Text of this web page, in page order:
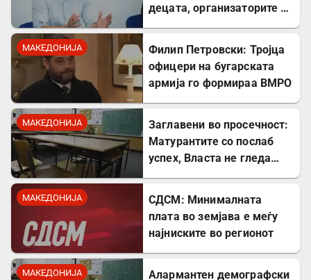
децата, организаторите и
МАКЕДОНИЈА
Филип Петровски: Тројца
офицери на бугарската
армија го формираа ВМРО
МАКЕДОНИЈА
Заглавени во просечност:
Матурантите со послаб
успех, Власта не гледа
МАКЕДОНИЈА
СДСМ: Минималната
плата во земјава е меѓу
најниските во регионот
МАКЕДОНИЈА
Алармантен демографски